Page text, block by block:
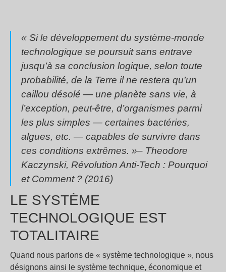
« Si le développement du système-monde
technologique se poursuit sans entrave
jusqu’à sa conclusion logique, selon toute
probabilité, de la Terre il ne restera qu’un
caillou désolé — une planète sans vie, à
l’exception, peut-être, d’organismes parmi
les plus simples — certaines bactéries,
algues, etc. — capables de survivre dans
ces conditions extrêmes. »– Theodore
Kaczynski, Révolution Anti-Tech : Pourquoi
et Comment ? (2016)
LE SYSTÈME
TECHNOLOGIQUE EST
TOTALITAIRE
Quand nous parlons de « système technologique », nous
désignons ainsi le système technique, économique et